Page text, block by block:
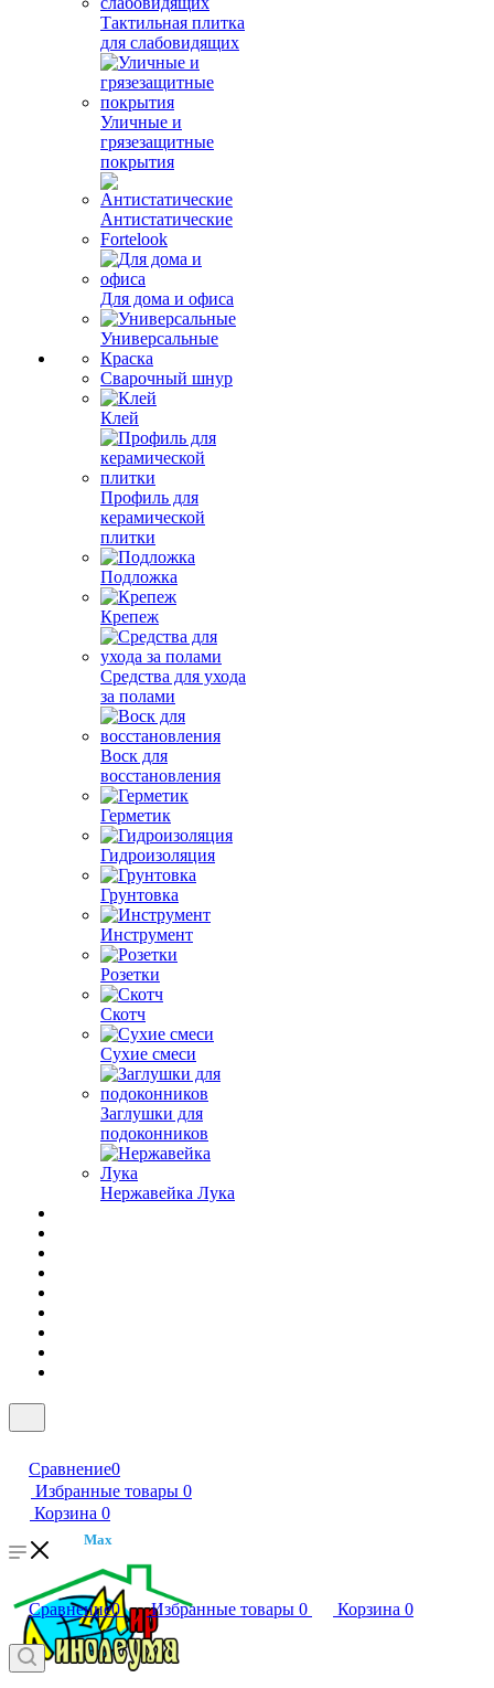
Тактильная плитка
для слабовидящих
Уличные и
грязезащитные
покрытия
Антистатические
Fortelook
Для дома и офиса
Универсальные
Краска
Сварочный шнур
Клей
Профиль для
керамической
плитки
Подложка
Крепеж
Средства для ухода
за полами
Воск для
восстановления
Герметик
Гидроизоляция
Грунтовка
Инструмент
Розетки
Скотч
Сухие смеси
Заглушки для
подоконников
Нержавейка Лука
Сравнение0
Избранные товары 0
Корзина 0
Max
Сравнение0 Избранные товары 0 Корзина 0